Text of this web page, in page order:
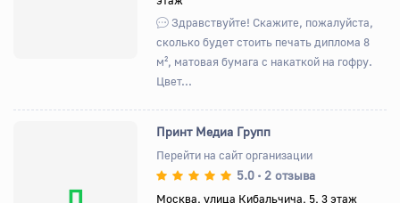
Здравствуйте! Скажите, пожалуйста,
сколько будет стоить печать диплома 8
м², матовая бумага с накаткой на гофру.
Цвет...
Принт Медиа Групп
Перейти на сайт организации
5.0 • 2 отзыва
Москва, улица Кибальчича, 5, 3 этаж